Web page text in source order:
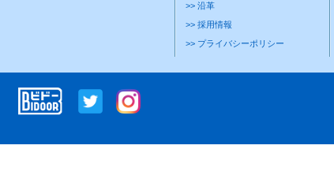
>> 沿革
>> 採用情報
>> プライバシーポリシー